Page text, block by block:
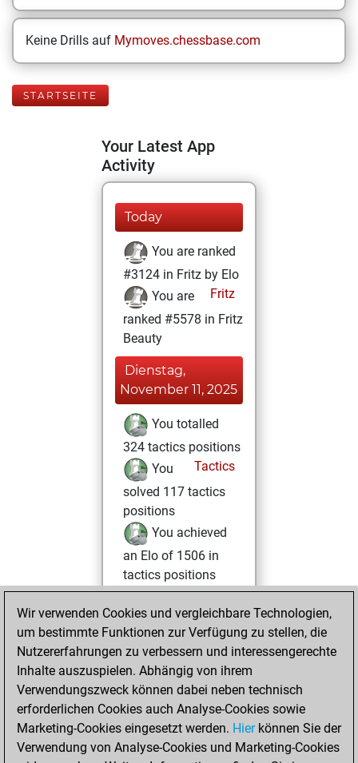
Keine Drills auf Mymoves.chessbase.com
STARTSEITE
Your Latest App
Activity
Today
You are ranked
#3124 in Fritz by Elo
Fritz
You are
ranked #5578 in Fritz
Beauty
Dienstag,
November 11, 2025
You totalled
324 tactics positions
Tactics
You
solved 117 tactics
positions
You achieved
an Elo of 1506 in
tactics positions
Donnerstag,
November 6, 2025
You won
against Fritz
Fritz
You achieved a
BeautyScore of 53
You achieved a
Wir verwenden Cookies und vergleichbare Technologien,
um bestimmte Funktionen zur Verfügung zu stellen, die
Nutzererfahrungen zu verbessern und interessengerechte
Inhalte auszuspielen. Abhängig von ihrem
Verwendungszweck können dabei neben technisch
erforderlichen Cookies auch Analyse-Cookies sowie
Marketing-Cookies eingesetzt werden. Hierkönnen Sie der
Verwendung von Analyse-Cookies und Marketing-Cookies